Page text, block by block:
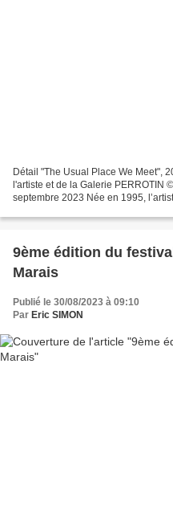
Détail "The Usual Place We Meet",
l'artiste et de la Galerie PERROTIN
septembre 2023 Née en 1995,
9ème édition du
Marais
Publié le 30/08/2023 à 09:10
Par Eric SIMON